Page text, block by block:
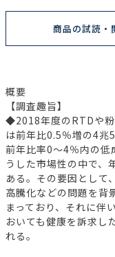
商品の試読・
概要
【調査趣旨】
◆2018年度のRTDや粉
は前年比0.5％増の4兆
前年比率0～4％内の低
うした市場性の中で、
ある。その要因として
高騰化などの問題を背
まっており、それに伴
おいても健康を訴求し
れる。